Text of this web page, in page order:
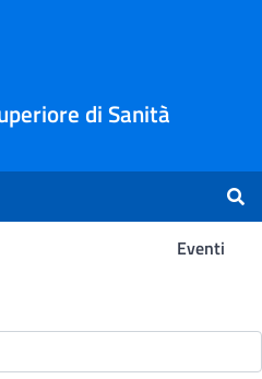
di Sanità
Eventi
Ricerca -